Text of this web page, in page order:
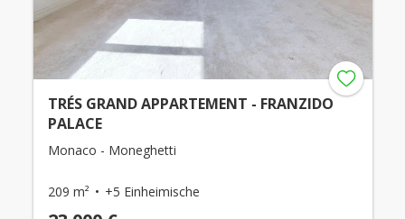
TRÉS GRAND APPARTEMENT - FRANZIDO
PALACE
Monaco - Moneghetti
209 m² +5 Einheimische